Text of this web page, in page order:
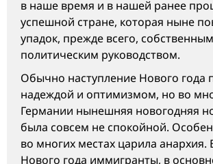
в наше время и в нашей ранее
успешной стране, которая ныне
упадок, прежде всего, собственным
политическим руководством.
Обычно наступление Нового года
надеждой и оптимизмом, но во
Германии нынешняя новогодняя
была совсем не спокойной.
во многих местах царила анархия.
Нового года иммигранты, в